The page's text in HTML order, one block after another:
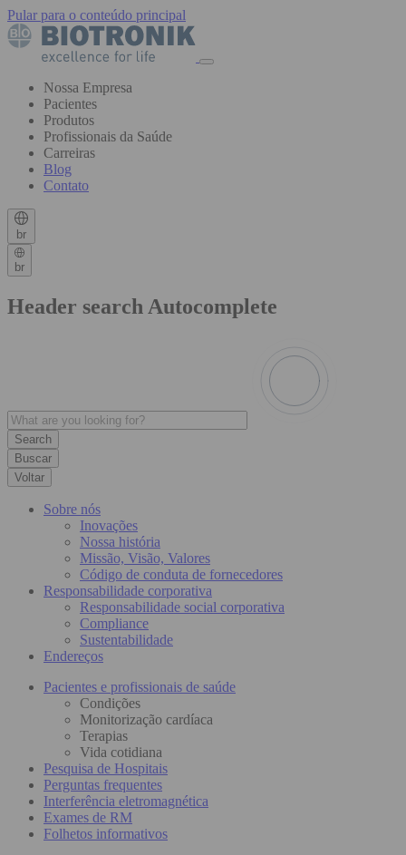
Pular para o conteúdo principal
Nossa Empresa
Pacientes
Produtos
Profissionais da Saúde
Carreiras
Blog
Contato
br
br
Header search Autocomplete
Buscar
Voltar
Sobre nós
Inovações
Nossa história
Missão, Visão, Valores
Código de conduta de fornecedores
Responsabilidade corporativa
Responsabilidade social corporativa
Compliance
Sustentabilidade
Endereços
Pacientes e profissionais de saúde
Condições
Monitorização cardíaca
Terapias
Vida cotidiana
Pesquisa de Hospitais
Perguntas frequentes
Interferência eletromagnética
Exames de RM
Folhetos informativos